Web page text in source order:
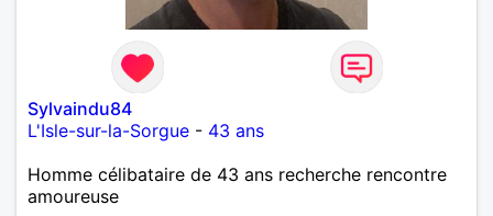
Sylvaindu84
L'Isle-sur-la-Sorgue - 43 ans
Homme célibataire de 43 ans recherche rencontre
amoureuse